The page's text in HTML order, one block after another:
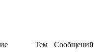
Тем Сообщений